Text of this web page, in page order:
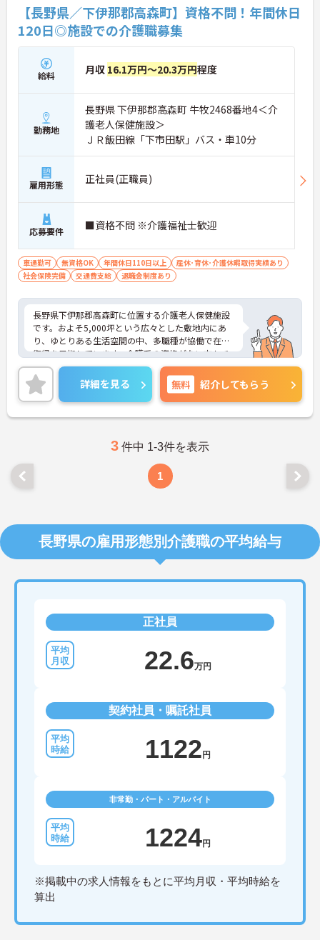
【長野県／下伊那郡高森町】資格不問！年間休日
120日◎施設での介護職募集
給料 月収 16.1万円～20.3万円程度
勤務地
長野県 下伊那郡高森町 牛牧2468番地4＜介
護老人保健施設＞
ＪＲ飯田線「下市田駅」バス・車10分
雇用形態 正社員(正職員)
応募要件 ■資格不問 ※介護福祉士歓迎
車通勤可 無資格OK 年間休日110日以上
産休･育休･介護休暇取得実績あり
社会保険完備
交通費支給 退職金制度あり
長野県下伊那郡高森町に位置する介護老人保健施設
です。およそ5,000坪という広々とした敷地内にあ
り、ゆとりある生活空間の中、多職種が協働で在宅
復帰を目指しています。介護系の資格がない方もチ
ャレンジいただけます。年間休日は120日あり、メ
リハリのある勤務が可能です。ご興味ある方には、
面接対策ポイントなど、さらに詳細をお話しいたし
ますのでお気軽にご相談ください！
詳細を見る 無料 紹介してもらう
3 件中 1-3件を表示
1
長野県の雇用形態別介護職の平均給与
正社員
22.6万円
契約社員・嘱託社員
1122 円
非常勤・パート・アルバイト
1224円
※掲載中の求人情報をもとに平均月収・平均時給を
算出